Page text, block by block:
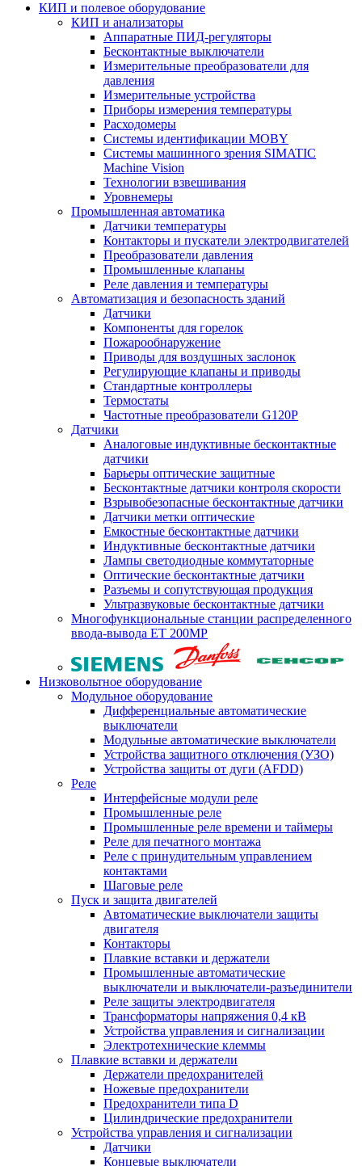
КИП и полевое оборудование
КИП и анализаторы
Аппаратные ПИД-регуляторы
Бесконтактные выключатели
Измерительные преобразователи для
давления
Измерительные устройства
Приборы измерения температуры
Расходомеры
Системы идентификации MOBY
Системы машинного зрения SIMATIC
Machine Vision
Технологии взвешивания
Уровнемеры
Промышленная автоматика
Датчики температуры
Контакторы и пускатели электродвигателей
Преобразователи давления
Промышленные клапаны
Реле давления и температуры
Автоматизация и безопасность зданий
Датчики
Компоненты для горелок
Пожарообнаружение
Приводы для воздушных заслонок
Регулирующие клапаны и приводы
Стандартные контроллеры
Термостаты
Частотные преобразователи G120P
Датчики
Аналоговые индуктивные бесконтактные
датчики
Барьеры оптические защитные
Бесконтактные датчики контроля скорости
Взрывобезопасные бесконтактные датчики
Датчики метки оптические
Емкостные бесконтактные датчики
Индуктивные бесконтактные датчики
Лампы светодиодные коммутаторные
Оптические бесконтактные датчики
Разъемы и сопутствующая продукция
Ультразвуковые бесконтактные датчики
Многофункциональные станции распределенного
ввода-вывода ET 200MP
Низковольтное оборудование
Модульное оборудование
Дифференциальные автоматические
выключатели
Модульные автоматические выключатели
Устройства защитного отключения (УЗО)
Устройства защиты от дуги (AFDD)
Реле
Интерфейсные модули реле
Промышленные реле
Промышленные реле времени и таймеры
Реле для печатного монтажа
Реле с принудительным управлением
контактами
Шаговые реле
Пуск и защита двигателей
Автоматические выключатели защиты
двигателя
Контакторы
Плавкие вставки и держатели
Промышленные автоматические
выключатели и выключатели-разъединители
Реле защиты электродвигателя
Трансформаторы напряжения 0,4 кВ
Устройства управления и сигнализации
Электротехнические клеммы
Плавкие вставки и держатели
Держатели предохранителей
Ножевые предохранители
Предохранители типа D
Цилиндрические предохранители
Устройства управления и сигнализации
Датчики
Концевые выключатели